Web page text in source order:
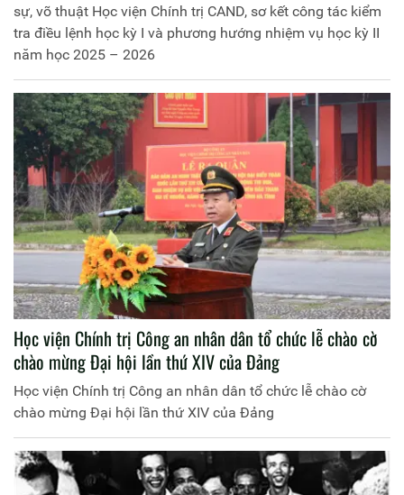
sự, võ thuật Học viện Chính trị CAND, sơ kết công tác kiểm
tra điều lệnh học kỳ I và phương hướng nhiệm vụ học kỳ II
năm học 2025 – 2026
Học viện Chính trị Công an nhân dân tổ chức lễ chào cờ
chào mừng Đại hội lần thứ XIV của Đảng
Học viện Chính trị Công an nhân dân tổ chức lễ chào cờ
chào mừng Đại hội lần thứ XIV của Đảng